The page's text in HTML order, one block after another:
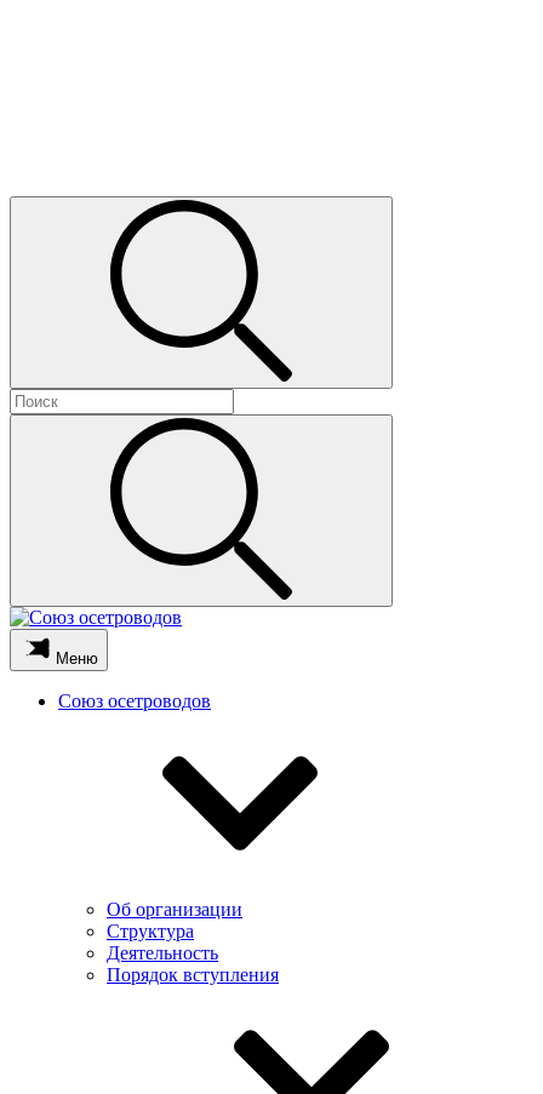
Меню
Союз осетроводов
Об организации
Структура
Деятельность
Порядок вступления